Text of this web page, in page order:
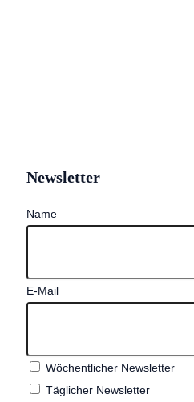
Newsletter
Name
E-Mail
Wöchentlicher Newsletter
Täglicher Newsletter